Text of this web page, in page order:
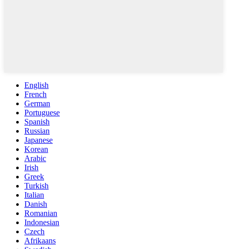
English
French
German
Portuguese
Spanish
Russian
Japanese
Korean
Arabic
Irish
Greek
Turkish
Italian
Danish
Romanian
Indonesian
Czech
Afrikaans